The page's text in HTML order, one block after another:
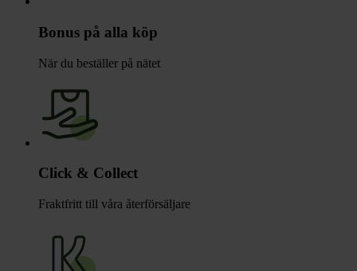
Bonus på alla köp
När du beställer på nätet
Click & Collect
Fraktfritt till våra återförsäljare